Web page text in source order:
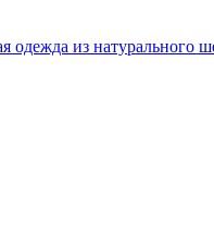
одежда из